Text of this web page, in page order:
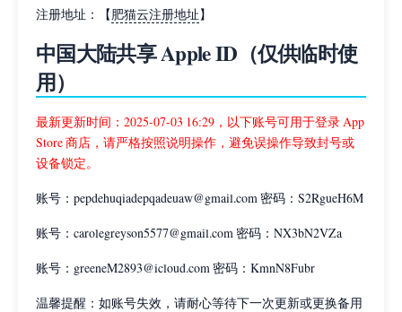
注册地址：【肥猫云注册地址】
中国大陆共享 Apple ID（仅供临时使
用）
最新更新时间：2025-07-03 16:29，以下账号可用于登录 App
Store 商店，请严格按照说明操作，避免误操作导致封号或
设备锁定。
账号：pepdehuqiadepqadeuaw@gmail.com 密码：S2RgueH6M
账号：carolegreyson5577@gmail.com 密码：NX3bN2VZa
账号：greeneM2893@icloud.com 密码：KmnN8Fubr
温馨提醒：如账号失效，请耐心等待下一次更新或更换备用